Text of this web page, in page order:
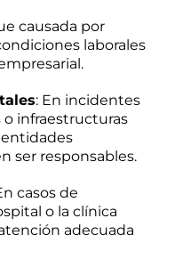
causada por
laborales
: En incidentes
infraestructuras
entidades
ser responsables.
casos de
o la clínica
adecuada